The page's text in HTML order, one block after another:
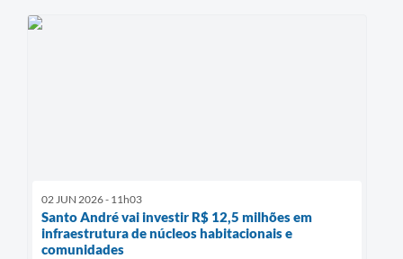
02 JUN 2026 - 11h03
Santo André vai investir R$ 12,5 milhões em
infraestrutura de núcleos habitacionais e
comunidades